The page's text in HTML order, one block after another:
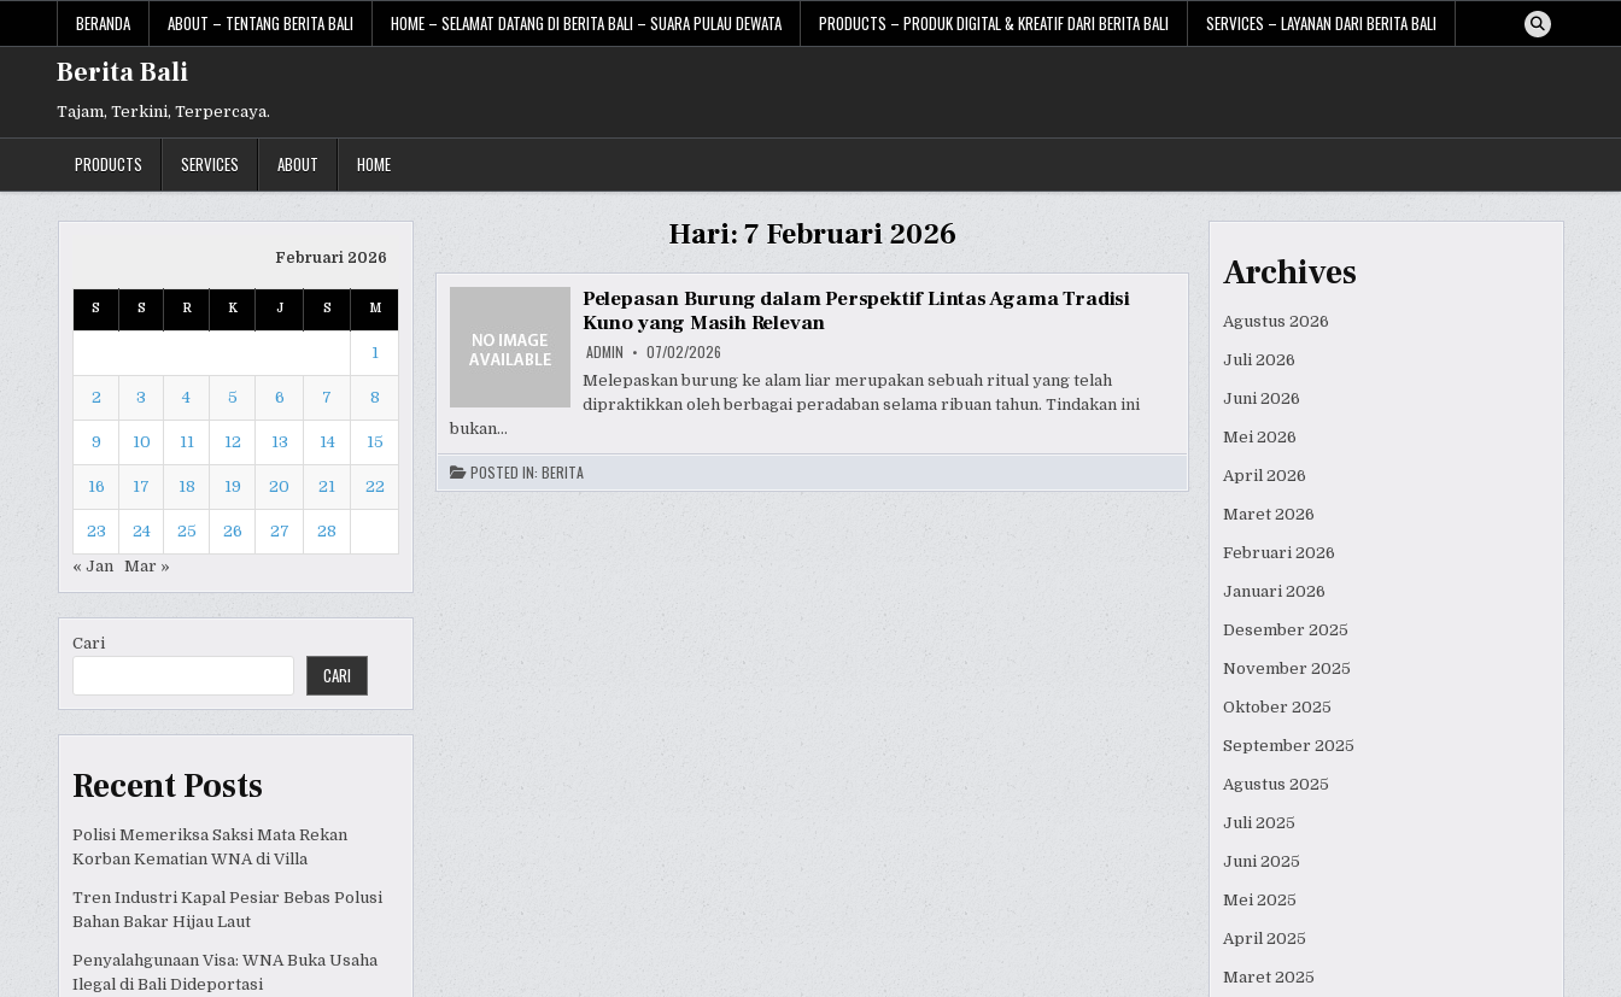
content
BERANDA ABOUT – TENTANG BERITA BALI HOME – SELAMAT DATANG DI BERITA BALI – SUARA PULAU DEWATA PRODUCTS – PRODUK DIGITAL & KREATIF DARI BERITA BALI SERVICES – LAYANAN DARI BERITA BALI
Berita Bali
Tajam, Terkini, Terpercaya.
PRODUCTS SERVICES ABOUT HOME
Februari 2026
S S R K J S M
1
2 3 4 5 6 7 8
9 10 11 12 13 14 15
16 17 18 19 20 21 22
23 24 25 26 27
28
« Jan
Mar »
Cari
CARI
Recent Posts
Polisi Memeriksa Saksi Mata Rekan
Korban Kematian WNA di Villa
Tren Industri Kapal Pesiar Bebas Polusi
Bahan Bakar Hijau Laut
Penyalahgunaan Visa: WNA Buka Usaha
Ilegal di Bali Dideportasi
Hari:7 Februari 2026
Pelepasan Burung dalam Perspektif Lintas Agama Tradisi
Kuno yang Masih Relevan
ADMIN 07/02/2026
Melepaskan burung ke alam liar merupakan sebuah ritual yang telah
dipraktikkan oleh berbagai peradaban selama ribuan tahun. Tindakan ini
bukan…
POSTED IN: BERITA
Archives
Agustus 2026
Juli 2026
Juni 2026
Mei 2026
April 2026
Maret 2026
Februari 2026
Januari 2026
Desember 2025
November 2025
Oktober 2025
September 2025
Agustus 2025
Juli 2025
Juni 2025
Mei 2025
April 2025
Maret 2025